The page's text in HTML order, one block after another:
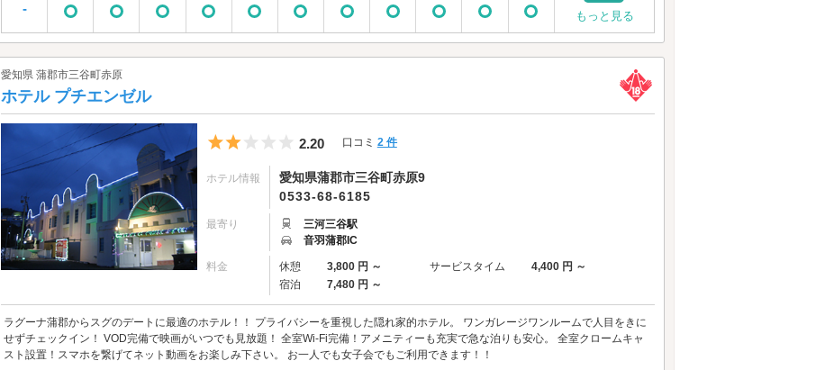
-
もっと見る
愛知県 蒲郡市三谷町赤原
ホテル プチエンゼル
5つ星のうち2
2.20 口コミ 2 件
ホテル情報
愛知県蒲郡市三谷町赤原9
0533-68-6185
最寄り
三河三谷駅
音羽蒲郡IC
料金 休憩 3,800 円 ～ サービスタイム
4,400 円 ～
宿泊
7,480 円 ～
ラグーナ蒲郡からスグのデートに最適のホテル！！ プライバシーを重視した隠れ家的ホテル。 ワンガレージワンルームで人目をきに
せずチェックイン！ VOD完備で映画がいつでも見放題！ 全室Wi-Fi完備！アメニティーも充実で急な泊りも安心。 全室クロームキャ
スト設置！スマホを繋げてネット動画をお楽しみ下さい。 お一人でも女子会でもご利用できます！！